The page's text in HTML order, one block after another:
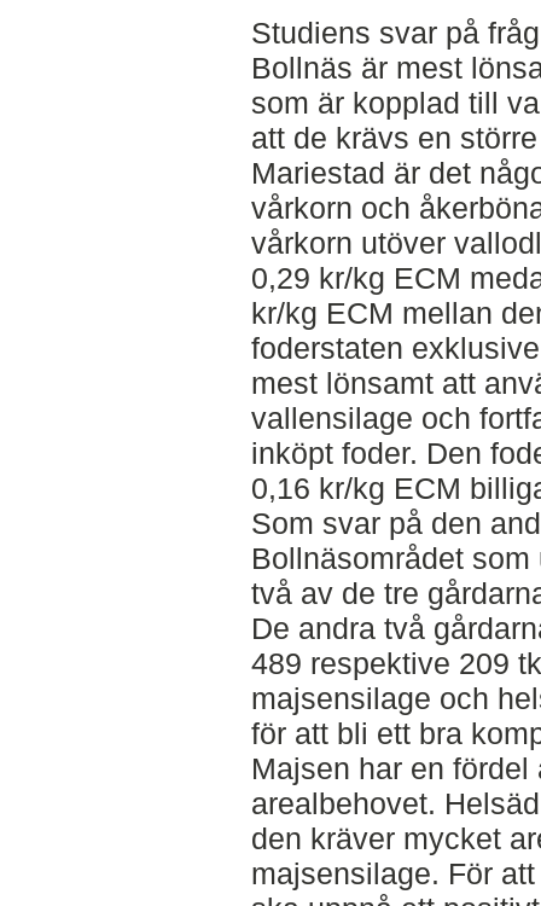
Studiens svar på
Bollnäs är mest
som är kopplad till
att de krävs en
Mariestad är det
vårkorn och
vårkorn utöver
0,29 kr/kg ECM
kr/kg ECM mellan
foderstaten
mest lönsamt att
vallensilage och
inköpt foder. Den
0,16 kr/kg ECM
Som svar på den
Bollnäsområdet
två av de tre
De andra två
489 respektive 209
majsensilage och
för att bli ett bra
Majsen har en
arealbehovet.
den kräver mycket
majsensilage. För